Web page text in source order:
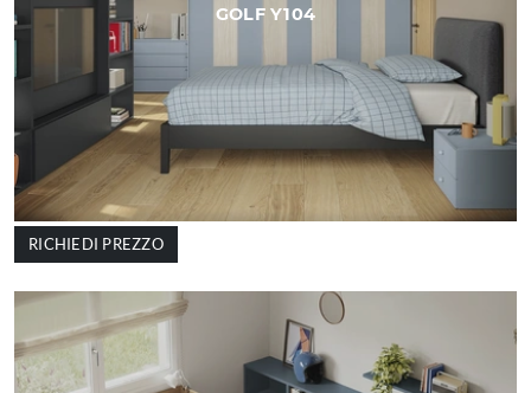
GOLF Y104
RICHIEDI PREZZO